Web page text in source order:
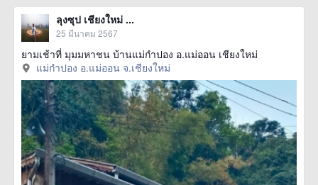
ลุงซุป เชียงใหม่ ...
25 มีนาคม 2567
ยามเช้าที่ มุมมหาชน บ้านแม่กำปอง อ.แม่ออน เชียงใหม่
แม่กำปอง อ.แม่ออน จ.เชียงใหม่